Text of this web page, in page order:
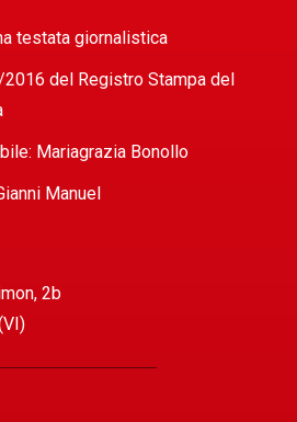
testata giornalistica
del Registro Stampa del
Mariagrazia Bonollo
Manuel
2b